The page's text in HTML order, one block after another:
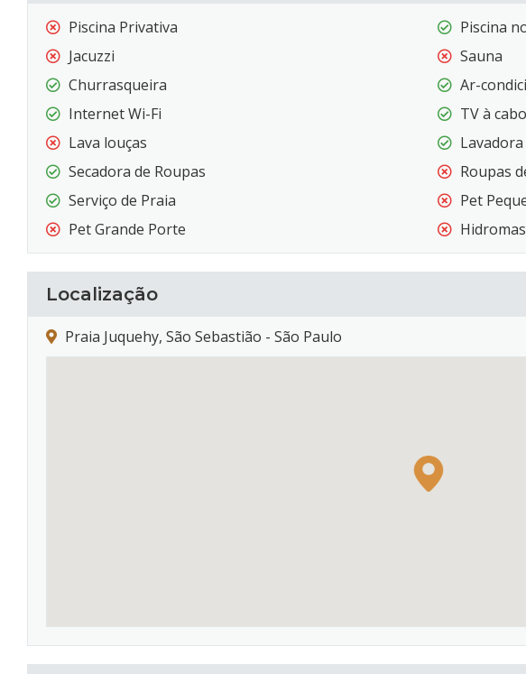
Piscina Privativa
Piscina
Jacuzzi
Sauna
Churrasqueira
Ar-
Internet Wi-Fi
TV à cabo
Lava louças
Secadora de Roupas
Roupas
Serviço de Praia
Pet
Pet Grande Porte
Localização
Praia Juquehy, São Sebastião - São Paulo